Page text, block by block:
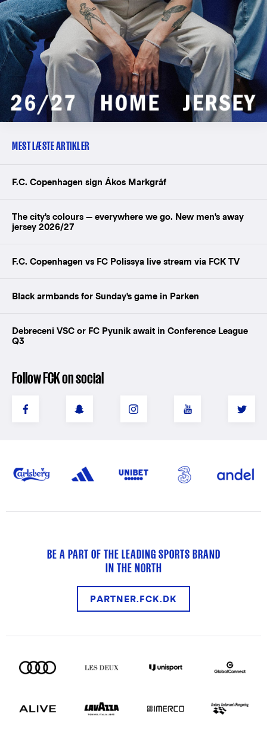
MEST LÆSTE ARTIKLER
F.C. Copenhagen sign Ákos Markgráf
The city's colours — everywhere we go. New men's away
jersey 2026/27
F.C. Copenhagen vs FC Polissya live stream via FCK TV
Black armbands for Sunday's game in Parken
Debreceni VSC or FC Pyunik await in Conference League
Q3
Follow FCK on social
BE A PART OF THE LEADING SPORTS BRAND
IN THE NORTH
PARTNER.FCK.DK